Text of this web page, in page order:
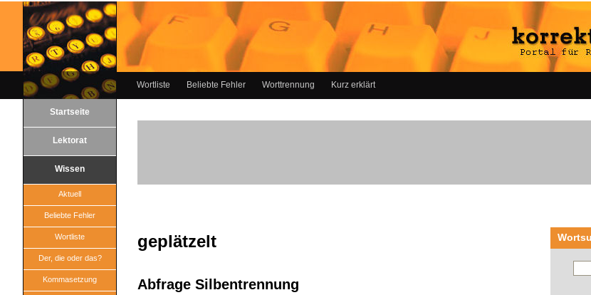
Wortliste Beliebte Fehler Worttrennung Kurz erklärt
Startseite
Lektorat
Wissen
Aktuell
Beliebte Fehler
Wortliste
Der, die oder das?
Kommasetzung
geplätzelt
Abfrage Silbentrennung